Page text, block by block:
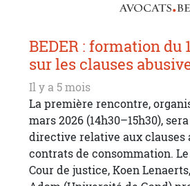
BEDER : formation du
sur les clauses
Il y a 5 mois
La première rencontre,
mars 2026 (14h30–15h30),
directive relative aux clauses
contrats de consommation.
Cour de justice, Koen